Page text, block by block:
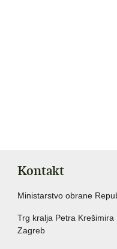
Kontakt
Ministarstvo obrane
Trg kralja Petra Krešimira
Zagreb